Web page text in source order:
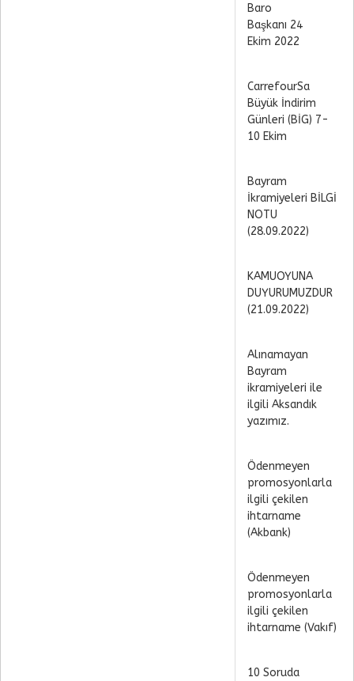
Baro
Başkanı 24
Ekim 2022
CarrefourSa
Büyük İndirim
Günleri (BİG) 7-
10 Ekim
Bayram
İkramiyeleri BİLGİ
NOTU
(28.09.2022)
KAMUOYUNA
DUYURUMUZDUR
(21.09.2022)
Alınamayan
Bayram
ikramiyeleri ile
ilgili Aksandık
yazımız.
Ödenmeyen
promosyonlarla
ilgili çekilen
ihtarname
(Akbank)
Ödenmeyen
promosyonlarla
ilgili çekilen
ihtarname (Vakıf)
10 Soruda